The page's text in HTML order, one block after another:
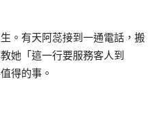
。有天阿蕊接到一通電話，搬
她「這一行要服務客人到
得的事。